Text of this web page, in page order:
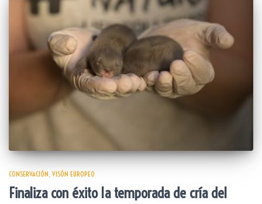
CONSERVACIÓN VISÓN EUROPEO
Finaliza con éxito la temporada de cría del